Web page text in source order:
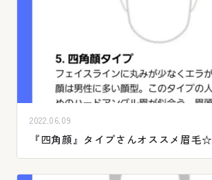
2022.06.09
『四角顔』タイプさんオススメ眉毛☆